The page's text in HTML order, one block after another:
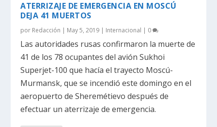
ATERRIZAJE DE EMERGENCIA EN MOSCÚ
DEJA 41 MUERTOS
por Redacción May 5, 2019 Internacional 0
Las autoridades rusas confirmaron la muerte de
41 de los 78 ocupantes del avión Sukhoi
Superjet-100 que hacía el trayecto Moscú-
Murmansk, que se incendió este domingo en el
aeropuerto de Sheremétievo después de
efectuar un aterrizaje de emergencia.